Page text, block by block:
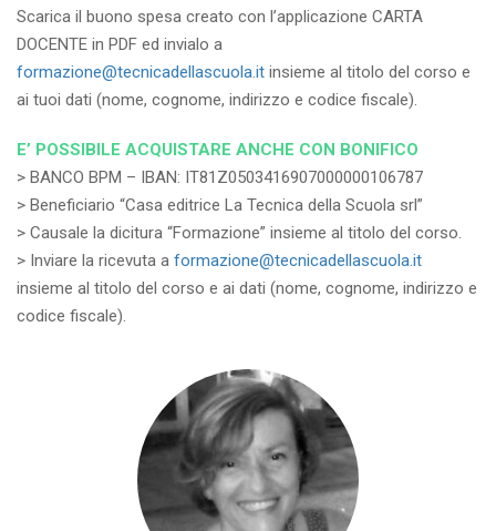
Scarica il buono spesa creato con l’applicazione CARTA
DOCENTE in PDF ed invialo a
formazione@tecnicadellascuola.it insieme al titolo del corso e
ai tuoi dati (nome, cognome, indirizzo e codice fiscale).
E’ POSSIBILE ACQUISTARE ANCHE CON BONIFICO
> BANCO BPM – IBAN: IT81Z0503416907000000106787
> Beneficiario “Casa editrice La Tecnica della Scuola srl”
> Causale la dicitura “Formazione” insieme al titolo del corso.
> Inviare la ricevuta a formazione@tecnicadellascuola.it
insieme al titolo del corso e ai dati (nome, cognome, indirizzo e
codice fiscale).